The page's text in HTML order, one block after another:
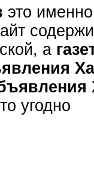
это
а
угодно